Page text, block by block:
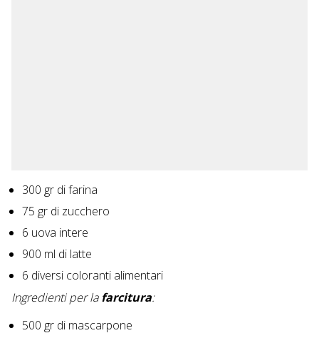
300 gr di farina
75 gr di zucchero
6 uova intere
900 ml di latte
6 diversi coloranti alimentari
Ingredienti per lafarcitura:
500 gr di mascarpone